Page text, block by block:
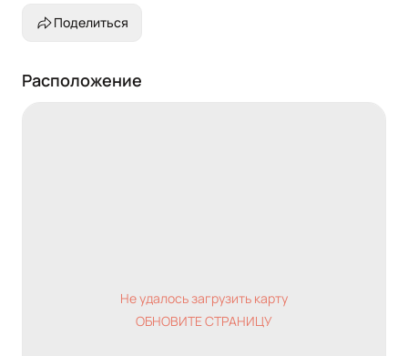
Поделиться
Расположение
Не удалось загрузить карту
ОБНОВИТЕ СТРАНИЦУ